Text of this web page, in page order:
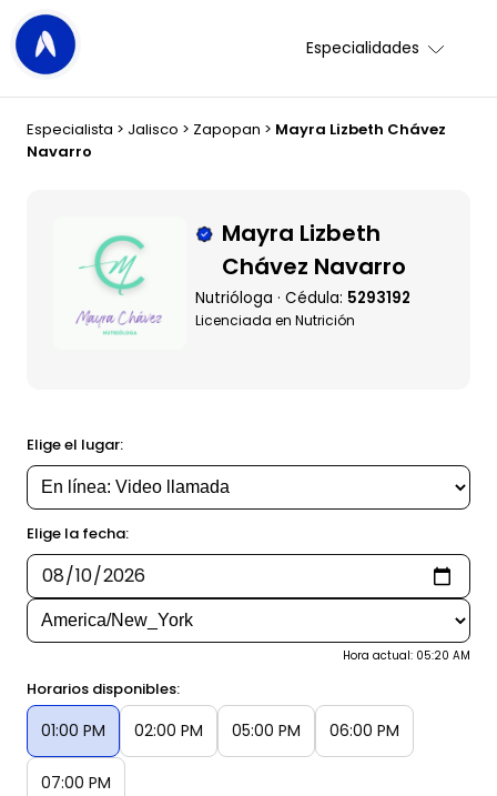
Especialidades
Especialista > Jalisco > Zapopan > Mayra Lizbeth Chávez
Navarro
Mayra Lizbeth
Chávez Navarro
Nutrióloga · Cédula: 5293192
Licenciada en Nutrición
Elige el lugar:
Elige la fecha:
Hora actual: 05:20 AM
Horarios disponibles:
01:00 PM 02:00 PM 05:00 PM 06:00 PM
07:00 PM